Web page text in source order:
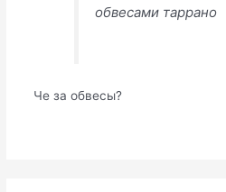
обвесами таррано
Че за обвесы?